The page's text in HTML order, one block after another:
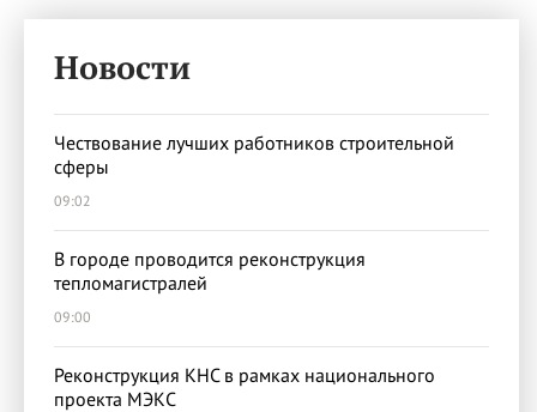
Новости
Чествование лучших работников строительной
сферы
09:02
В городе проводится реконструкция
тепломагистралей
09:00
Реконструкция КНС в рамках национального
проекта МЭКС